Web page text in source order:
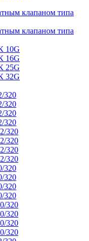
клапаном типа
клапаном типа
10G
16G
25G
32G
320
320
320
320
320
320
320
320
320
320
320
320
320
320
320
320